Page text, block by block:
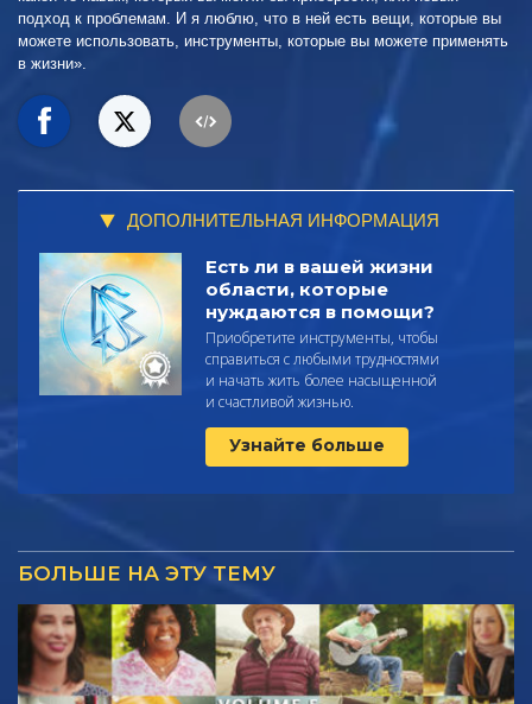
подход к проблемам. И я люблю, что в ней есть вещи, которые вы
можете использовать, инструменты, которые вы можете применять
в жизни».
ДОПОЛНИТЕЛЬНАЯ ИНФОРМАЦИЯ
Есть ли в вашей жизни
области, которые
нуждаются в помощи?
Приобретите инструменты, чтобы
справиться с любыми трудностями
и начать жить более насыщенной
и счастливой жизнью.
Узнайте больше
БОЛЬШЕ НА ЭТУ ТЕМУ